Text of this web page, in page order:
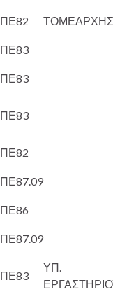
ΠΕ82 ΤΟΜΕΑΡΧΗΣ
ΠΕ83
ΠΕ83
ΠΕ83
ΠΕ82
ΠΕ87.09
ΠΕ86
ΠΕ87.09
ΠΕ83
ΥΠ.